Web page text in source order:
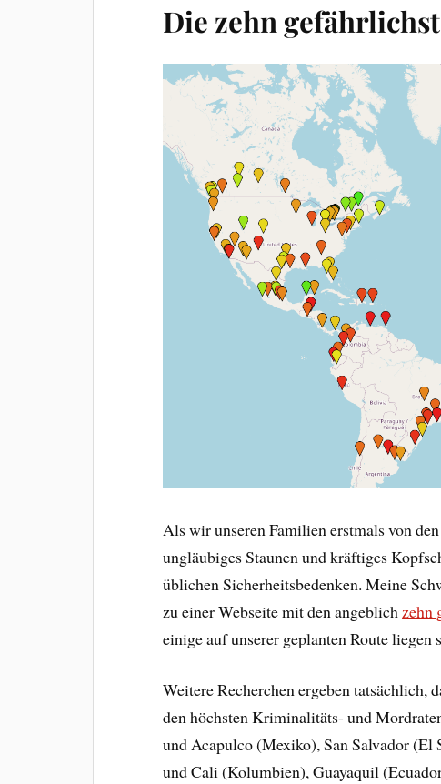
Die zehn
Als wir unseren Familien erstmals von
ungläubiges Staunen und kräftiges
üblichen Sicherheitsbedenken. Meine
zu einer Webseite mit den angeblich zehn
einige auf unserer geplanten Route liegen
Weitere Recherchen ergeben tatsächlich,
den höchsten Kriminalitäts- und
und Acapulco (Mexiko), San Salvador (El
und Cali (Kolumbien), Guayaquil